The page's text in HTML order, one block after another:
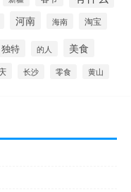
河南 海南 淘宝
独特 的人 美食
长沙 零食 黄山